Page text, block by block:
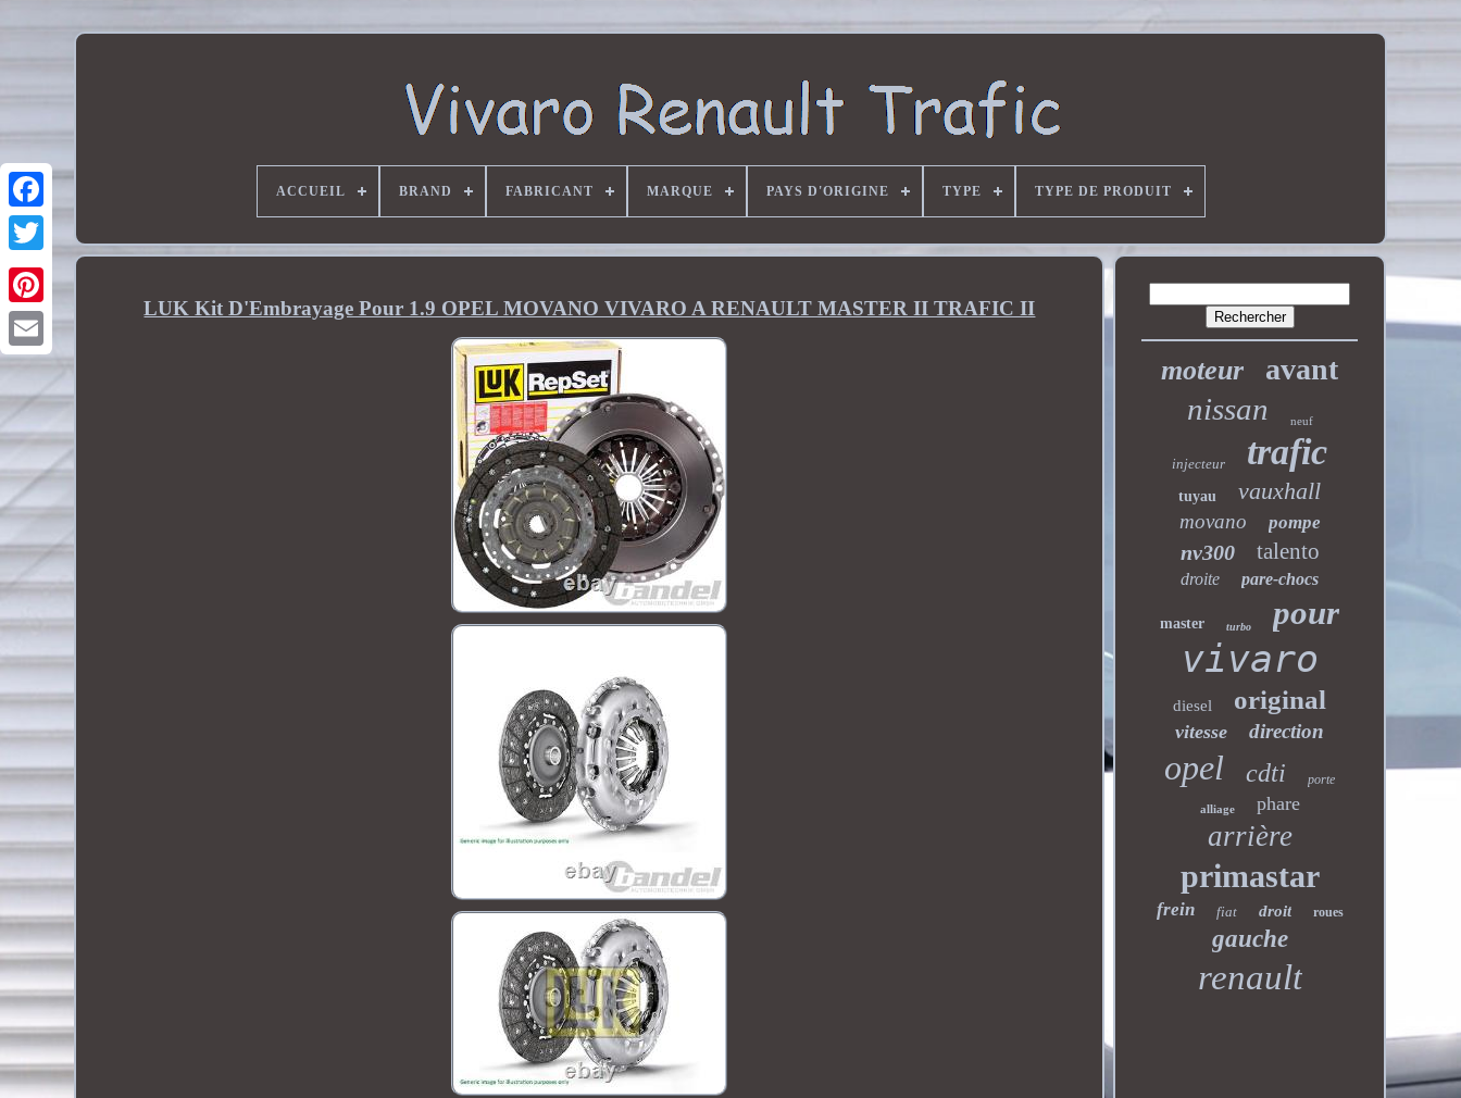
ACCUEIL BRAND FABRICANT MARQUE PAYS D'ORIGINE TYPE TYPE DE PRODUIT
LUK Kit D'Embrayage Pour 1.9 OPEL MOVANO VIVARO A RENAULT MASTER II TRAFIC II
moteur avant
nissan neuf
injecteur trafic
tuyau vauxhall
movano pompe
nv300 talento
droite pare-chocs
master turbo pour
vivaro
diesel original
vitesse direction
opel cdti porte
alliage phare
arrière
primastar
frein fiat droit roues
gauche
renault